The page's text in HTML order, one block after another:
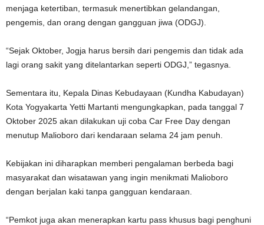
menjaga ketertiban, termasuk menertibkan gelandangan,
pengemis, dan orang dengan gangguan jiwa (ODGJ).
“Sejak Oktober, Jogja harus bersih dari pengemis dan tidak ada
lagi orang sakit yang ditelantarkan seperti ODGJ,” tegasnya.
Sementara itu, Kepala Dinas Kebudayaan (Kundha Kabudayan)
Kota Yogyakarta Yetti Martanti mengungkapkan, pada tanggal 7
Oktober 2025 akan dilakukan uji coba Car Free Day dengan
menutup Malioboro dari kendaraan selama 24 jam penuh.
Kebijakan ini diharapkan memberi pengalaman berbeda bagi
masyarakat dan wisatawan yang ingin menikmati Malioboro
dengan berjalan kaki tanpa gangguan kendaraan.
“Pemkot juga akan menerapkan kartu pass khusus bagi penghuni